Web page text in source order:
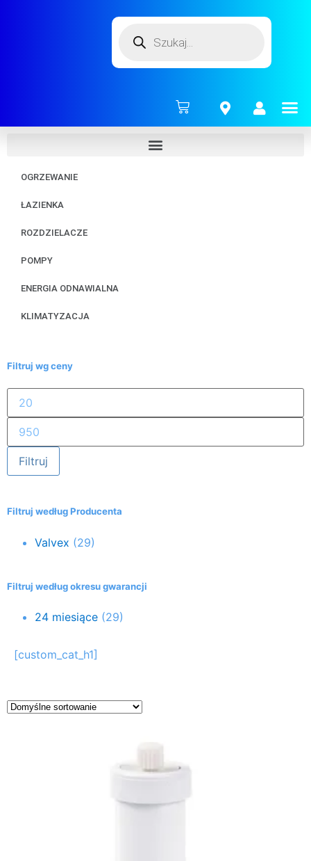
OGRZEWANIE
ŁAZIENKA
ROZDZIELACZE
POMPY
ENERGIA ODNAWIALNA
KLIMATYZACJA
Filtruj wg ceny
Filtruj
Filtruj według Producenta
Valvex (29)
Filtruj według okresu gwarancji
24 miesiące (29)
[custom_cat_h1]